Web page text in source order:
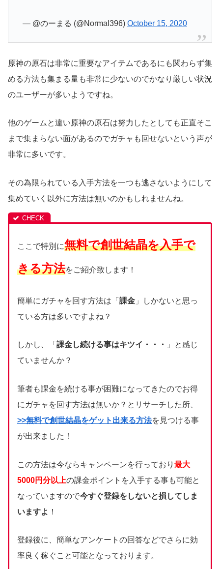
— @のーまる (@Normal396) October 15, 2020
原神の原石は非常に重要なアイテムであるにも関わらず集
める方法も集まる量も非常に少ないのでかなり厳しい状況
のユーザーが多いようですね。
他のゲームと違い原神の原石は努力したとしても正直そこ
まで集まらない面があるのでガチャも回せないという声が
非常に多いです。
その為限られている入手方法を一つも逃さないようにして
集めていく以外に方法は無いのかもしれませんね。
ここで特別に無料で創世結晶を入手で
きる方法をご紹介致します！
簡単にガチャを回す方法は「 課金 」しかないと思っ
ている方は多いですよね？
しかし、「 課金し続ける事はキツイ・・・
」と感じ
ていませんか？
筆者も課金を続ける事が困難になってきたのでお得
にガチャを回す方法は無いか？とリサーチした所、
>>無料で創世結晶をゲット出来る方法を見つける事
が出来ました！
この方法は今ならキャンペーンを行っており 最大
5000円分以上の課金ポイントを入手する事も可能と
なっていますので今すぐ登録をしないと損してしま
いますよ ！
登録後に、簡単なアンケートの回答などでさらに効
率良く稼ぐこと可能となっております。